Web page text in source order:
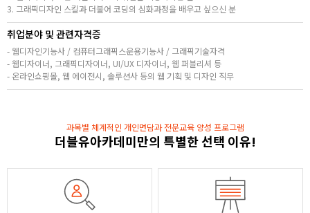
3. 그래픽디자인 스킬과 더불어 코딩의 심화과정을 배우고 싶으신 분
취업분야 및 관련자격증
- 웹디자인기능사 / 컴퓨터그래픽스운용기능사 / 그래픽기술자격
- 웹디자이너, 그래픽디자이너, UI/UX 디자이너, 웹 퍼블리셔 등
- 온라인쇼핑몰, 웹 에이전시, 솔루션사 등의 웹 기획 및 디자인 직무
과목별 체계적인 개인면담과 전문교육 양성 프로그램
더블유아카데미만의 특별한 선택 이유!